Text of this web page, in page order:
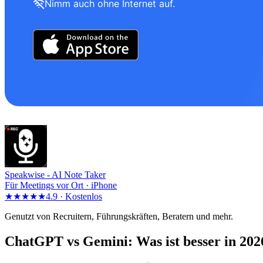
Nimm auch ohne Internet auf.
Speakwise - AI Note Taker
Für Meetings vor Ort · iPhone
★★★★★4.9 · Kostenlos
Genutzt von Recruitern, Führungskräften, Beratern und mehr.
ChatGPT vs Gemini: Was ist besser in